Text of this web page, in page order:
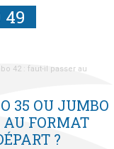
49
42 : faut-il passer au
35 OU JUMBO
AU FORMAT
?